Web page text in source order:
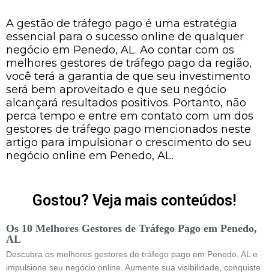
A gestão de tráfego pago é uma estratégia
essencial para o sucesso online de qualquer
negócio em Penedo, AL. Ao contar com os
melhores gestores de tráfego pago da região,
você terá a garantia de que seu investimento
será bem aproveitado e que seu negócio
alcançará resultados positivos. Portanto, não
perca tempo e entre em contato com um dos
gestores de tráfego pago mencionados neste
artigo para impulsionar o crescimento do seu
negócio online em Penedo, AL.
Gostou? Veja mais conteúdos!
Os 10 Melhores Gestores de Tráfego Pago em Penedo,
AL
Descubra os melhores gestores de tráfego pago em Penedo, AL e
impulsione seu negócio online. Aumente sua visibilidade, conquiste